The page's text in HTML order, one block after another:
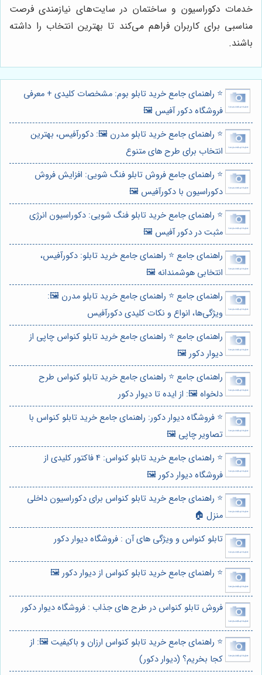
خدمات دکوراسیون و ساختمان در سایت‌های نیازمندی فرصت
مناسبی برای کاربران فراهم می‌کند تا بهترین انتخاب را داشته
باشند.
⭐️ راهنمای جامع خرید تابلو بوم: مشخصات کلیدی + معرفی
فروشگاه دکور آفیس 🖼️
⭐️ راهنمای جامع خرید تابلو مدرن 🖼️: دکورآفیس، بهترین
انتخاب برای طرح های متنوع
⭐️ راهنمای جامع فروش تابلو فنگ شویی: افزایش فروش
دکوراسیون با دکورآفیس 🖼️
⭐️ راهنمای جامع خرید تابلو فنگ شویی: دکوراسیون انرژی
مثبت در دکور آفیس 🖼️
راهنمای جامع ⭐️ راهنمای جامع خرید تابلو: دکورآفیس،
انتخابی هوشمندانه 🖼️
راهنمای جامع ⭐️ راهنمای جامع خرید تابلو مدرن 🖼️:
ویژگی‌ها، انواع و نکات کلیدی دکورآفیس
راهنمای جامع ⭐️ راهنمای جامع خرید تابلو کنواس چاپی از
دیوار دکور 🖼️
راهنمای جامع ⭐️ راهنمای جامع خرید تابلو کنواس طرح
دلخواه 🖼️: از ایده تا دیوار دکور
⭐️ فروشگاه دیوار دکور: راهنمای جامع خرید تابلو کنواس با
تصاویر چاپی 🖼️
⭐️ راهنمای جامع خرید تابلو کنواس: 4 فاکتور کلیدی از
فروشگاه دیوار دکور 🖼️
⭐️ راهنمای جامع خرید تابلو کنواس برای دکوراسیون داخلی
منزل 🏠
تابلو کنواس و ویژگی های آن : فروشگاه دیوار دکور
⭐️ راهنمای جامع خرید تابلو کنواس از دیوار دکور 🖼️
فروش تابلو کنواس در طرح های جذاب : فروشگاه دیوار دکور
⭐️ راهنمای جامع خرید تابلو کنواس ارزان و باکیفیت 🖼️: از
کجا بخریم؟ (دیوار دکور)